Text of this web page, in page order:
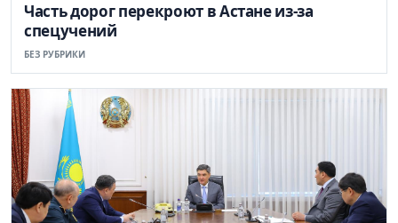
Часть дорог перекроют в Астане из-за
спецучений
БЕЗ РУБРИКИ